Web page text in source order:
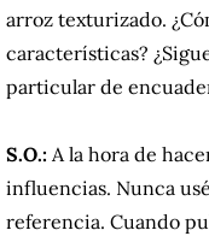
arroz texturizado.
características?
particular de
S.O.: A la hora de
influencias. Nunca
referencia. Cuando